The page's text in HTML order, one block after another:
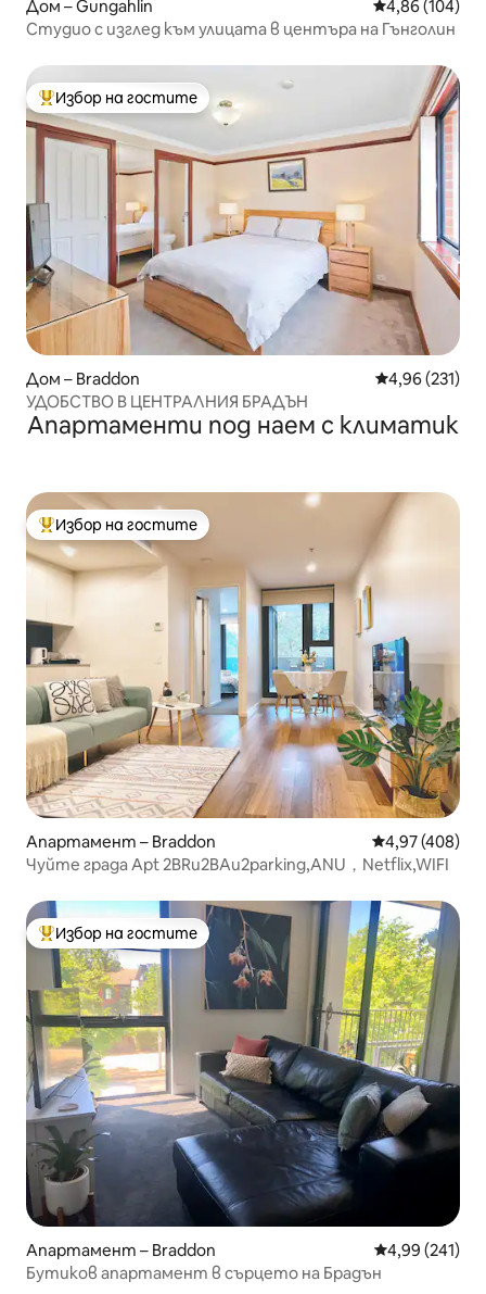
Дом – Gungahlin Средна
4,86 (104)
Студио с изглед към улицата в центъра на Гънголин
Най-популярен избор на гостите
Избор на гостите
Дом – Braddon Средна
4,96 (231)
УДОБСТВО В ЦЕНТРАЛНИЯ БРАДЪН
Апартаменти под наем с климатик
Най-популярен избор на гостите
Избор на гостите
Апартамент – Braddon Средна
4,97 (408)
Чуйте града Apt 2BRи2BAи2parking,ANU，Netflix,WIFI
Най-популярен избор на гостите
Избор на гостите
Апартамент – Braddon Средна
4,99 (241)
Бутиков апартамент в сърцето на Брадън